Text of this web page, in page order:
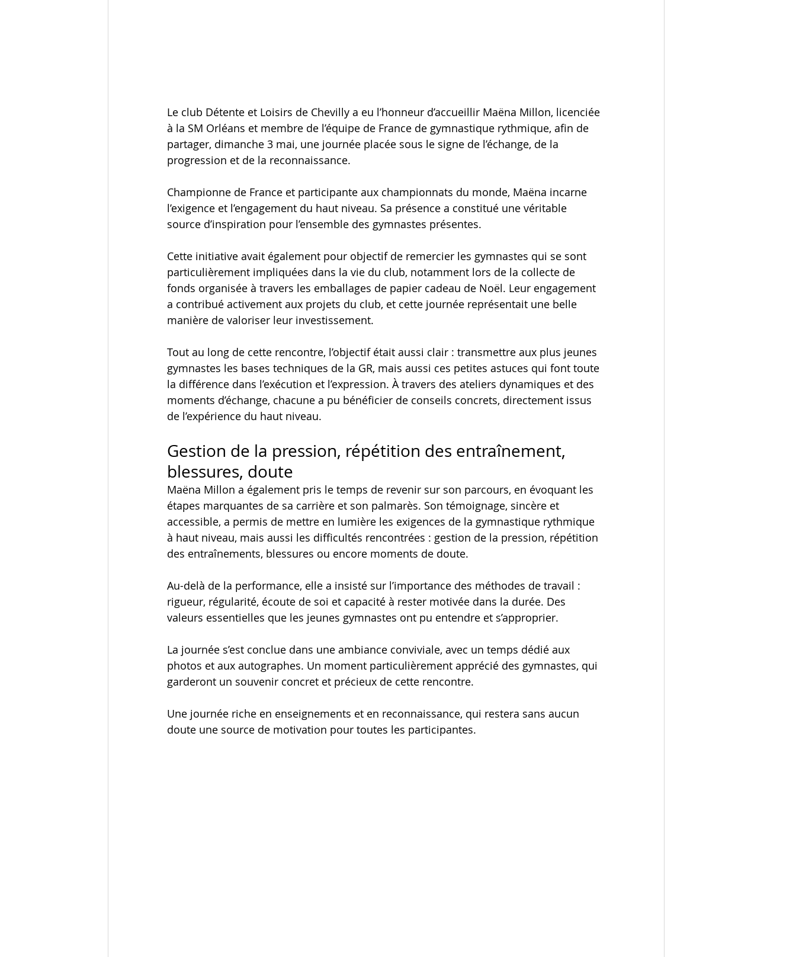
Le club Détente et Loisirs de Chevilly a eu l’honneur d’accueillir Maëna Millon, licenciée
à la SM Orléans et membre de l’équipe de France de gymnastique rythmique, afin de
partager, dimanche 3 mai, une journée placée sous le signe de l’échange, de la
progression et de la reconnaissance.
Championne de France et participante aux championnats du monde, Maëna incarne
l’exigence et l’engagement du haut niveau. Sa présence a constitué une véritable
source d’inspiration pour l’ensemble des gymnastes présentes.
Cette initiative avait également pour objectif de remercier les gymnastes qui se sont
particulièrement impliquées dans la vie du club, notamment lors de la collecte de
fonds organisée à travers les emballages de papier cadeau de Noël. Leur engagement
a contribué activement aux projets du club, et cette journée représentait une belle
manière de valoriser leur investissement.
Tout au long de cette rencontre, l’objectif était aussi clair : transmettre aux plus jeunes
gymnastes les bases techniques de la GR, mais aussi ces petites astuces qui font toute
la différence dans l’exécution et l’expression. À travers des ateliers dynamiques et des
moments d’échange, chacune a pu bénéficier de conseils concrets, directement issus
de l’expérience du haut niveau.
Gestion de la pression, répétition des entraînement,
blessures, doute
Maëna Millon a également pris le temps de revenir sur son parcours, en évoquant les
étapes marquantes de sa carrière et son palmarès. Son témoignage, sincère et
accessible, a permis de mettre en lumière les exigences de la gymnastique rythmique
à haut niveau, mais aussi les difficultés rencontrées : gestion de la pression, répétition
des entraînements, blessures ou encore moments de doute.
Au-delà de la performance, elle a insisté sur l’importance des méthodes de travail :
rigueur, régularité, écoute de soi et capacité à rester motivée dans la durée. Des
valeurs essentielles que les jeunes gymnastes ont pu entendre et s’approprier.
La journée s’est conclue dans une ambiance conviviale, avec un temps dédié aux
photos et aux autographes. Un moment particulièrement apprécié des gymnastes, qui
garderont un souvenir concret et précieux de cette rencontre.
Une journée riche en enseignements et en reconnaissance, qui restera sans aucun
doute une source de motivation pour toutes les participantes.